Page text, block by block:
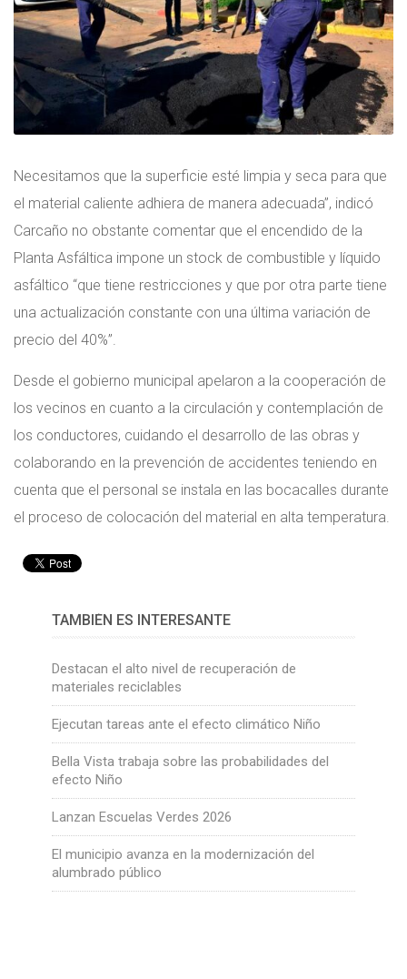
Necesitamos que la superficie esté limpia y seca para que
el material caliente adhiera de manera adecuada”, indicó
Carcaño no obstante comentar que el encendido de la
Planta Asfáltica impone un stock de combustible y líquido
asfáltico “que tiene restricciones y que por otra parte tiene
una actualización constante con una última variación de
precio del 40%”.
Desde el gobierno municipal apelaron a la cooperación de
los vecinos en cuanto a la circulación y contemplación de
los conductores, cuidando el desarrollo de las obras y
colaborando en la prevención de accidentes teniendo en
cuenta que el personal se instala en las bocacalles durante
el proceso de colocación del material en alta temperatura.
TAMBIÉN ES INTERESANTE
Destacan el alto nivel de recuperación de
materiales reciclables
Ejecutan tareas ante el efecto climático Niño
Bella Vista trabaja sobre las probabilidades del
efecto Niño
Lanzan Escuelas Verdes 2026
El municipio avanza en la modernización del
alumbrado público